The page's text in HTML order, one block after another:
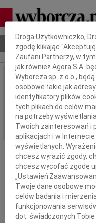
Nekrologi Odeszli
IMIĘ I NAZWISKO:
REGION: Wrocław
DATA EMISJI:
Dbamy o Twoją
Droga Użytkowniczko,
zgodę klikając
Zaufani Partnerzy, w
jak również Agora S.A.
Wyborcza sp. z o.o.,
osobowe takie jak
identyfikatory plików
tych plikach do celów
na potrzeby
Twoich zainteresowań i
aplikacjach i w
wyświetlanych.
chcesz wyrazić zgody,
chcesz wycofać zgodę
„Ustawień
Twoje dane osobowe
celów badania i
funkcjonowania
dot. świadczonych Tobie